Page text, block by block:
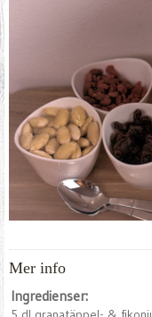
Mer info
Ingredienser: